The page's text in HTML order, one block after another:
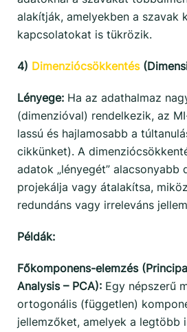
alakítják, amelyekben a szavak
kapcsolatokat is tükrözik.
4) Dimenziócsökkentés
Lényege: Ha az adathalmaz
(dimenzióval) rendelkezik, az
lassú és hajlamosabb a
cikkünket). A
adatok „lényegét” alacsonyabb
projekálja vagy átalakítsa,
redundáns vagy irreleváns
Példák:
Főkomponens-elemzés
Analysis – PCA): Egy népszerű
ortogonális (független)
jellemzőket, amelyek a legtöbb